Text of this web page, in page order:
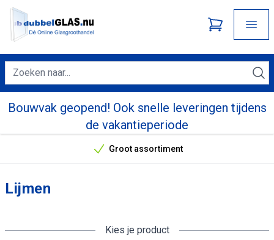
Bouwvak geopend! Ook snelle leveringen tijdens
de vakantieperiode
Onze unieke verkoopargumenten
Groot assortiment
Lijmen
Kies je product